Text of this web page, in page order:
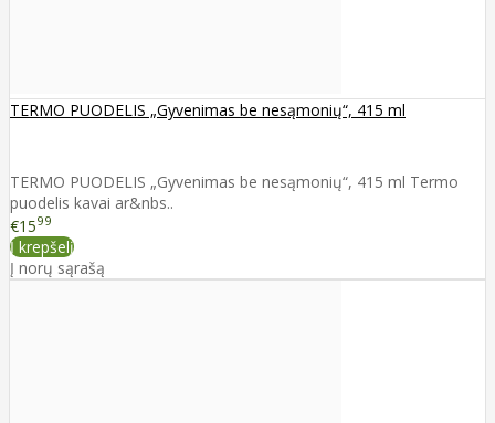
TERMO PUODELIS „Gyvenimas be nesąmonių“, 415 ml
TERMO PUODELIS „Gyvenimas be nesąmonių“, 415 ml Termo
puodelis kavai ar&nbs..
€1599
Į krepšelį
Į norų sąrašą